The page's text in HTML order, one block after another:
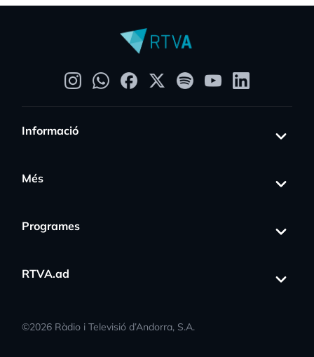
Informació
Més
Programes
RTVA.ad
©2026 Ràdio i Televisió d’Andorra, S.A.